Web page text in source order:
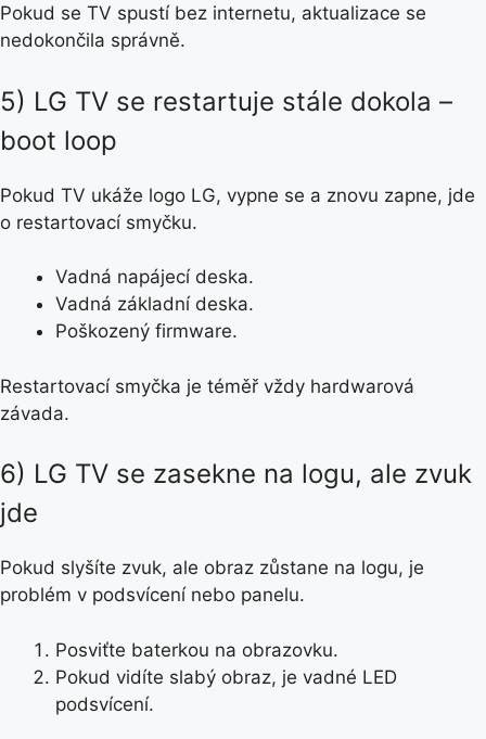
Pokud se TV spustí bez internetu, aktualizace se
nedokončila správně.
5) LG TV se restartuje stále dokola –
boot loop
Pokud TV ukáže logo LG, vypne se a znovu zapne, jde
o restartovací smyčku.
Vadná napájecí deska.
Vadná základní deska.
Poškozený firmware.
Restartovací smyčka je téměř vždy hardwarová
závada.
6) LG TV se zasekne na logu, ale zvuk
jde
Pokud slyšíte zvuk, ale obraz zůstane na logu, je
problém v podsvícení nebo panelu.
Posviťte baterkou na obrazovku.
Pokud vidíte slabý obraz, je vadné LED
podsvícení.